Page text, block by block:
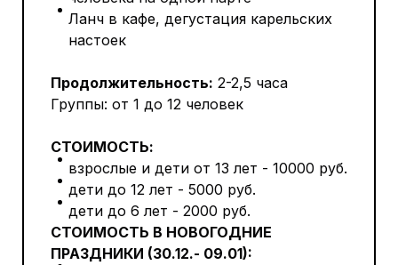
Ланч в кафе, дегустация карельских
настоек
Продолжительность: 2-2,5 часа
Группы: от 1 до 12 человек
СТОИМОСТЬ:
взрослые и дети от 13 лет - 10000 руб.
дети до 12 лет - 5000 руб.
дети до 6 лет - 2000 руб.
СТОИМОСТЬ В НОВОГОДНИЕ
ПРАЗДНИКИ (30.12.- 09.01):